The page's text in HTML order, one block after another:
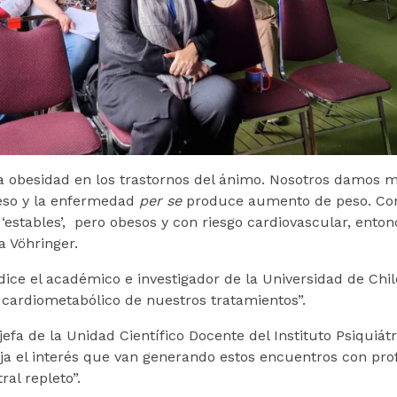
obesidad en los trastornos del ánimo. Nosotros damos
y la enfermedad per seproduce aumento de peso.
pero obesos y con riesgo cardiovascular,
Vöhringer.
el académico e investigador de la Universidad de
de nuestros tratamientos”.
de la Unidad Científico Docente del Instituto
el interés que van generando estos encuentros con
repleto”.